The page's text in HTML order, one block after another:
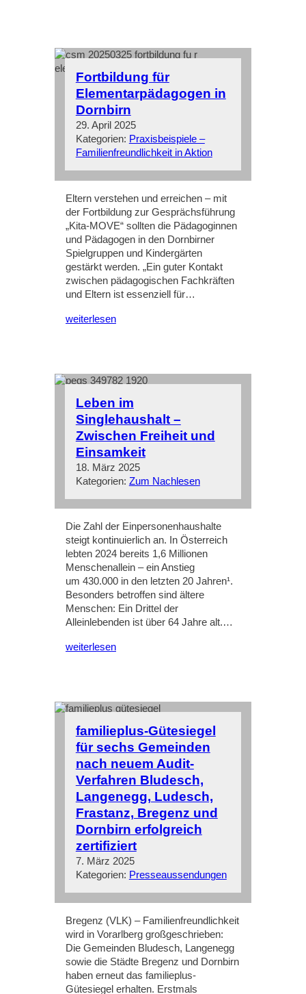
Fortbildung für
Elementarpädagogen in
Dornbirn
29. April 2025
Kategorien: Praxisbeispiele –
Familienfreundlichkeit in Aktion
Eltern verstehen und erreichen – mit
der Fortbildung zur Gesprächsführung
„Kita-MOVE“ sollten die Pädagoginnen
und Pädagogen in den Dornbirner
Spielgruppen und Kindergärten
gestärkt werden. „Ein guter Kontakt
zwischen pädagogischen Fachkräften
und Eltern ist essenziell für…
weiterlesen
Leben im
Singlehaushalt –
Zwischen Freiheit und
Einsamkeit
18. März 2025
Kategorien: Zum Nachlesen
Die Zahl der Einpersonenhaushalte
steigt kontinuierlich an. In Österreich
lebten 2024 bereits 1,6 Millionen
Menschenallein – ein Anstieg
um 430.000 in den letzten 20 Jahren¹.
Besonders betroffen sind ältere
Menschen: Ein Drittel der
Alleinlebenden ist über 64 Jahre alt.…
weiterlesen
familieplus-Gütesiegel
für sechs Gemeinden
nach neuem Audit-
Verfahren Bludesch,
Langenegg, Ludesch,
Frastanz, Bregenz und
Dornbirn erfolgreich
zertifiziert
7. März 2025
Kategorien: Presseaussendungen
Bregenz (VLK) – Familienfreundlichkeit
wird in Vorarlberg großgeschrieben:
Die Gemeinden Bludesch, Langenegg
sowie die Städte Bregenz und Dornbirn
haben erneut das familieplus-
Gütesiegel erhalten. Erstmals